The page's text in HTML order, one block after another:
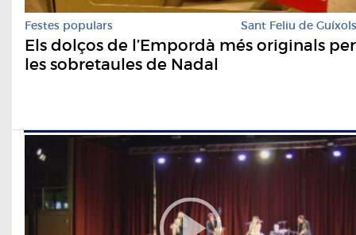
Festes populars Sant Feliu de Guíxols
Els dolços de l’Empordà més originals per
les sobretaules de Nadal